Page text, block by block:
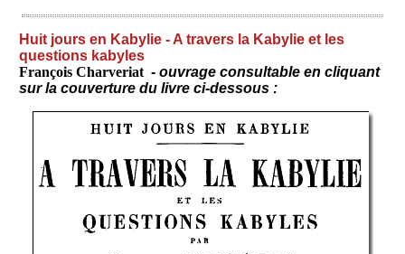
Huit jours en Kabylie - A travers la Kabylie et les
questions kabyles
François Charveriat - ouvrage consultable en cliquant
sur la couverture du livre ci-dessous :